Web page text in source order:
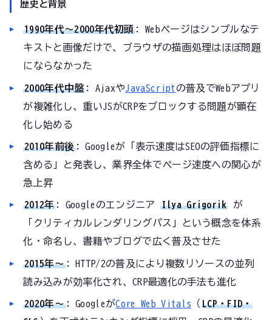
歴史と背景
1990年代〜2000年代初頭 : Webページはシンプルなテ
キストと画像だけで、ブラウザの描画処理はほぼ問題
にならなかった
2000年代中盤 : AjaxやJavaScript の普及でWebアプリ
が複雑化し、重いJSがCRPをブロックする問題が顕在
化し始める
2010年前後: Googleが「表示速度はSEOの評価指標に
含める」と発表し、業界全体でページ速度への関心が
急上昇
2012年 : Googleのエンジニア Ilya Grigorik が
「クリティカルレンダリングパス」という概念を体系
化・命名し、書籍やブログで広く普及させた
2015年〜: HTTP/2の普及により複数リソースの並列
読み込みが効率化され、CRP最適化の手法も進化
2020年〜: GoogleがCore Web Vitals （ LCP・FID・